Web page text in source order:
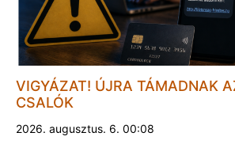
VIGYÁZAT! ÚJRA TÁMADNAK
CSALÓK
2026. augusztus. 6. 00:08